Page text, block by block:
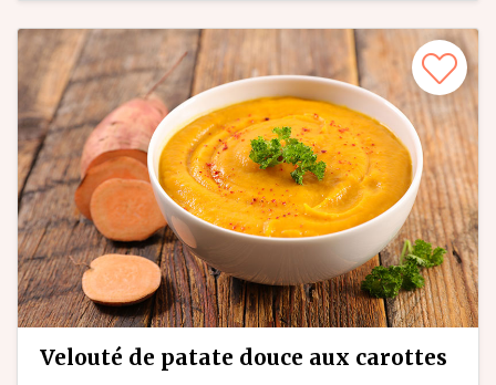
velouté de patate douce aux carottes